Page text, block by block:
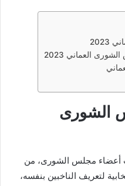
العماني 2023
الشورى
انتخابات أعضاء مجلس الشورى، من
لتعريف الناخبين بنفسه،